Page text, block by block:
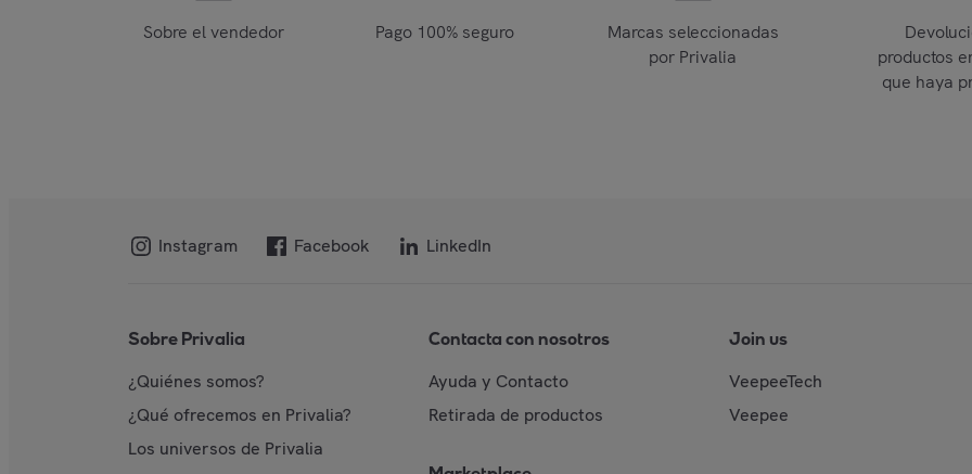
Sobre el vendedor Pago 100% seguro
Marcas seleccionadas
por Privalia
productos
que haya
Instagram Facebook LinkedIn
Sobre Privalia
¿Quiénes somos?
¿Qué ofrecemos en Privalia?
Los universos de Privalia
Contacta con nosotros
Ayuda y Contacto
Retirada de productos
Join us
VeepeeTech
Veepee